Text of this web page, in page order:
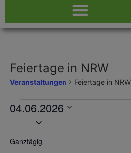
Feiertage in NRW
Veranstaltungen Feiertage in NRW
04.06.2026
Ganztägig